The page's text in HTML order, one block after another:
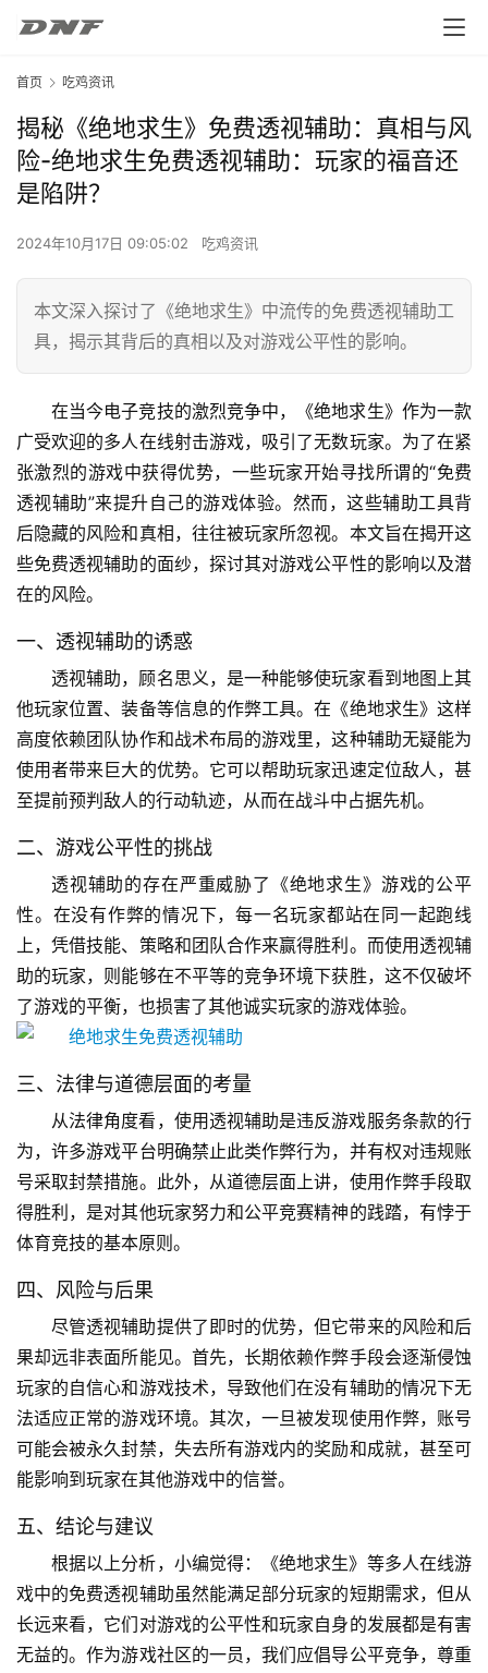
首页 吃鸡资讯
揭秘《绝地求生》免费透视辅助：真相与风
险-绝地求生免费透视辅助：玩家的福音还
是陷阱？
2024年10月17日 09:05:02 吃鸡资讯
本文深入探讨了《绝地求生》中流传的免费透视辅助工
具，揭示其背后的真相以及对游戏公平性的影响。
在当今电子竞技的激烈竞争中，《绝地求生》作为一款
广受欢迎的多人在线射击游戏，吸引了无数玩家。为了在紧
张激烈的游戏中获得优势，一些玩家开始寻找所谓的“免费
透视辅助”来提升自己的游戏体验。然而，这些辅助工具背
后隐藏的风险和真相，往往被玩家所忽视。本文旨在揭开这
些免费透视辅助的面纱，探讨其对游戏公平性的影响以及潜
在的风险。
一、透视辅助的诱惑
透视辅助，顾名思义，是一种能够使玩家看到地图上其
他玩家位置、装备等信息的作弊工具。在《绝地求生》这样
高度依赖团队协作和战术布局的游戏里，这种辅助无疑能为
使用者带来巨大的优势。它可以帮助玩家迅速定位敌人，甚
至提前预判敌人的行动轨迹，从而在战斗中占据先机。
二、游戏公平性的挑战
透视辅助的存在严重威胁了《绝地求生》游戏的公平
性。在没有作弊的情况下，每一名玩家都站在同一起跑线
上，凭借技能、策略和团队合作来赢得胜利。而使用透视辅
助的玩家，则能够在不平等的竞争环境下获胜，这不仅破坏
了游戏的平衡，也损害了其他诚实玩家的游戏体验。
三、法律与道德层面的考量
从法律角度看，使用透视辅助是违反游戏服务条款的行
为，许多游戏平台明确禁止此类作弊行为，并有权对违规账
号采取封禁措施。此外，从道德层面上讲，使用作弊手段取
得胜利，是对其他玩家努力和公平竞赛精神的践踏，有悖于
体育竞技的基本原则。
四、风险与后果
尽管透视辅助提供了即时的优势，但它带来的风险和后
果却远非表面所能见。首先，长期依赖作弊手段会逐渐侵蚀
玩家的自信心和游戏技术，导致他们在没有辅助的情况下无
法适应正常的游戏环境。其次，一旦被发现使用作弊，账号
可能会被永久封禁，失去所有游戏内的奖励和成就，甚至可
能影响到玩家在其他游戏中的信誉。
五、结论与建议
根据以上分析，小编觉得：《绝地求生》等多人在线游
戏中的免费透视辅助虽然能满足部分玩家的短期需求，但从
长远来看，它们对游戏的公平性和玩家自身的发展都是有害
无益的。作为游戏社区的一员，我们应倡导公平竞争，尊重